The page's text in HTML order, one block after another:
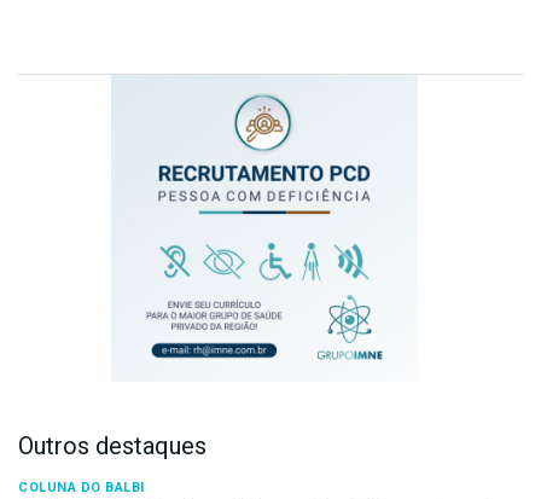
Outros destaques
COLUNA DO BALBI